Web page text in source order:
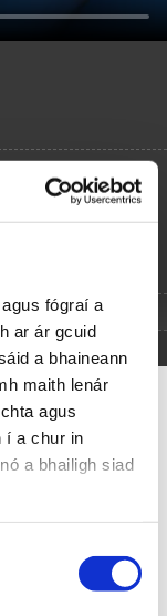
fógraí a
ar ár gcuid
a bhaineann
maith lenár
agus
í a chur in
a bhailigh siad
inné go inniu
‘s ní raibh aon
mo Róisín Dubh.